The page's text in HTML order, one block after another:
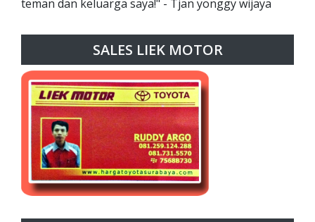
teman dan keluarga saya!" - Tjan yonggy wijaya
SALES LIEK MOTOR